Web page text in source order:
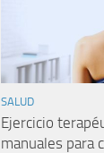
SALUD
Ejercicio
manuales para